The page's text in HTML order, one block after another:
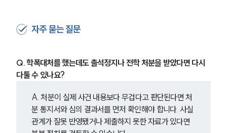
자주 묻는 질문
Q. 학폭대처를 했는데도 출석정지나 전학 처분을 받았다면 다시
다툴 수 있나요?
A. 처분이 실제 사건 내용보다 무겁다고 판단된다면 처
분 통지서와 심의 결과서를 먼저 확인해야 합니다. 사실
관계가 잘못 반영됐거나 제출하지 못한 자료가 있다면